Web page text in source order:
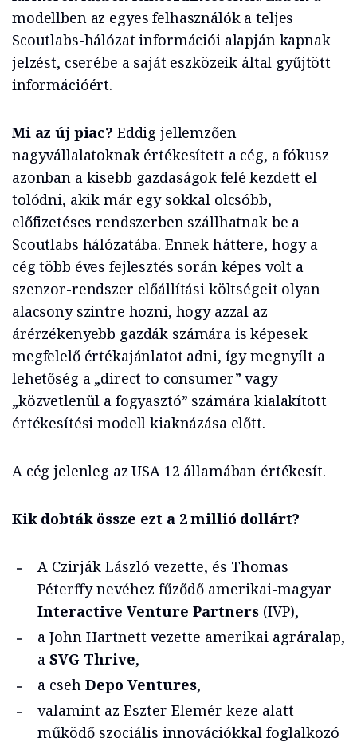
modellben az egyes felhasználók a teljes
Scoutlabs-hálózat információi alapján kapnak
jelzést, cserébe a saját eszközeik által gyűjtött
információért.
Mi az új piac? Eddig jellemzően
nagyvállalatoknak értékesített a cég, a fókusz
azonban a kisebb gazdaságok felé kezdett el
tolódni, akik már egy sokkal olcsóbb,
előfizetéses rendszerben szállhatnak be a
Scoutlabs hálózatába. Ennek háttere, hogy a
cég több éves fejlesztés során képes volt a
szenzor-rendszer előállítási költségeit olyan
alacsony szintre hozni, hogy azzal az
árérzékenyebb gazdák számára is képesek
megfelelő értékajánlatot adni, így megnyílt a
lehetőség a „direct to consumer” vagy
„közvetlenül a fogyasztó” számára kialakított
értékesítési modell kiaknázása előtt.
A cég jelenleg az USA 12 államában értékesít.
Kik dobták össze ezt a 2 millió dollárt?
A Czirják László vezette, és Thomas
Péterffy nevéhez fűződő amerikai-magyar
Interactive Venture Partners (IVP),
a John Hartnett vezette amerikai agráralap,
a SVG Thrive,
a cseh Depo Ventures,
valamint az Eszter Elemér keze alatt
működő szociális innovációkkal foglalkozó